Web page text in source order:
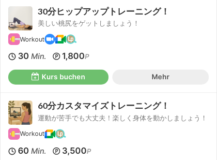
30分ヒップアップトレーニング！
美しい桃尻をゲットしましょう！
Workout
30 Min. 1,800P
Kurs buchen Mehr
60分カスタマイズトレーニング！
運動が苦手でも大丈夫！楽しく身体を動かしましょう！
Workout
60 Min. 3,500P